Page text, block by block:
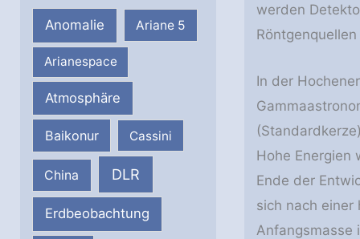
Anomalie Ariane 5
Arianespace
Atmosphäre
Baikonur Cassini
China DLR
Erdbeobachtung
werden
In der
Hohe Energien
Ende der
sich nach einer
Anfangsmasse